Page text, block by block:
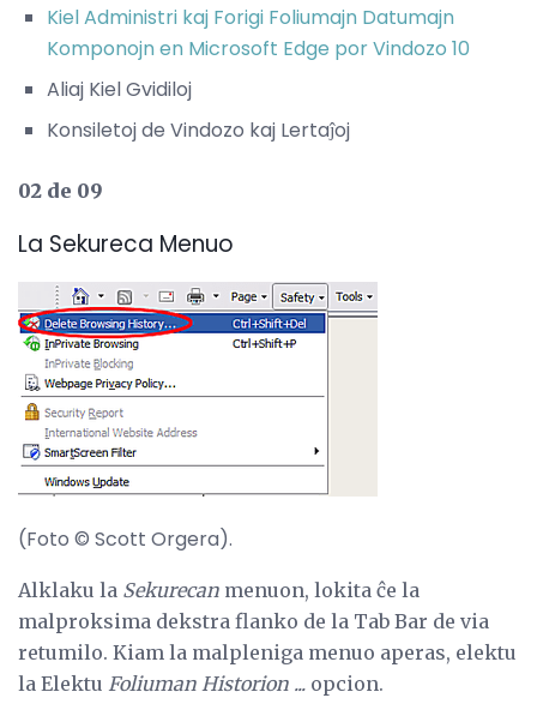
Kiel Administri kaj Forigi Foliumajn Datumajn
Komponojn en Microsoft Edge por Vindozo 10
Aliaj Kiel Gvidiloj
Konsiletoj de Vindozo kaj Lertaĵoj
02 de 09
La Sekureca Menuo
(Foto © Scott Orgera).
Alklaku la Sekurecan menuon, lokita ĉe la
malproksima dekstra flanko de la Tab Bar de via
retumilo. Kiam la malpleniga menuo aperas, elektu
la Elektu Foliuman Historion ... opcion.